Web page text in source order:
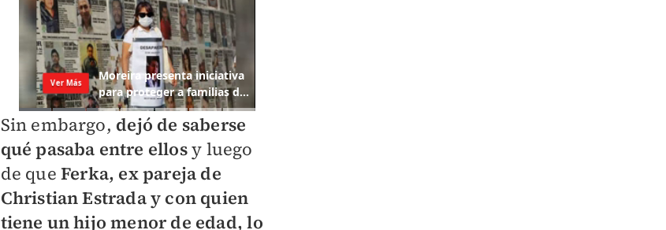
Sin embargo, dejó de saberse
qué pasaba entre ellosy luego
de que Ferka, ex pareja de
Christian Estrada y con quien
tiene un hijo menor de edad, lo